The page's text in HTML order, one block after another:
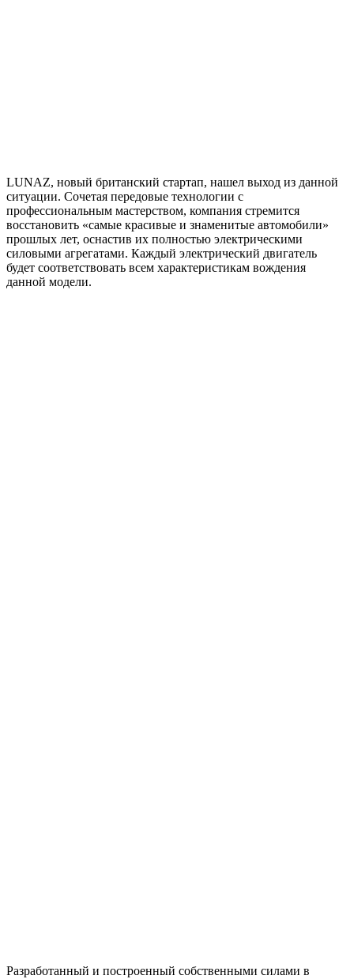
LUNAZ, новый британский стартап, нашел выход из данной
ситуации. Сочетая передовые технологии с
профессиональным мастерством, компания стремится
восстановить «самые красивые и знаменитые автомобили»
прошлых лет, оснастив их полностью электрическими
силовыми агрегатами. Каждый электрический двигатель
будет соответствовать всем характеристикам вождения
данной модели.
Разработанный и построенный собственными силами в